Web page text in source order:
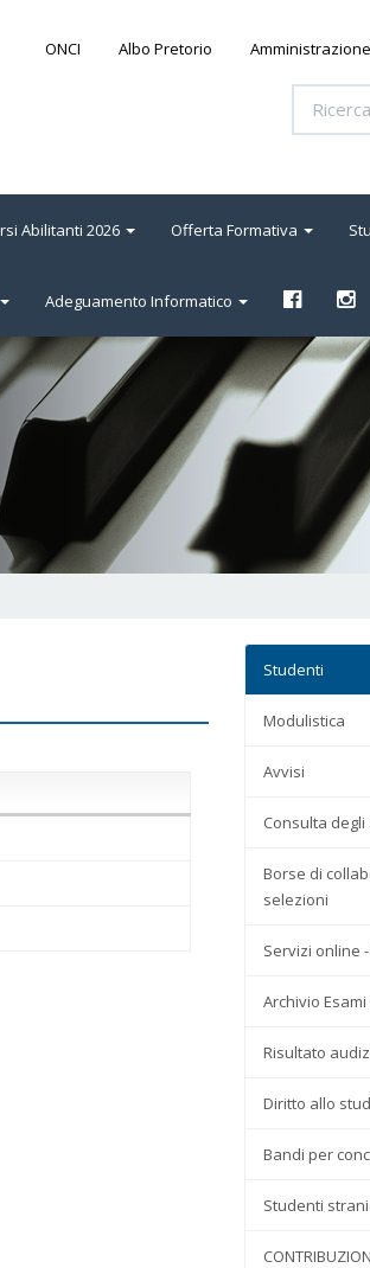
ONCI Albo Pretorio
Abilitanti 2026 Offerta Formativa
Adeguamento Informatico
Studenti
Modulistica
Avvisi
Consulta
Borse di
selezioni
Servizi online -
Archivio
Risultato
Diritto allo
Bandi per
Studenti